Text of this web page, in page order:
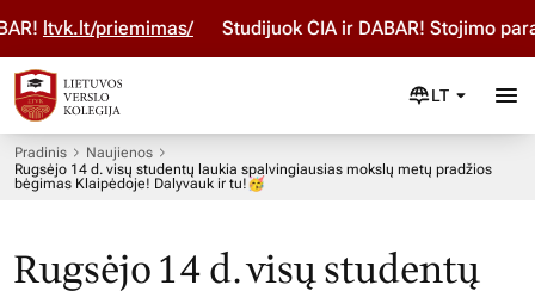
ltvk.lt/priemimas/ Studijuok ČIA ir DABAR! Stojimo
LT
Pradinis
Naujienos
Rugsėjo 14 d. visų studentų laukia spalvingiausias mokslų metų pradžios
bėgimas Klaipėdoje! Dalyvauk ir tu!🥳
Rugsėjo 14 d. visų studentų